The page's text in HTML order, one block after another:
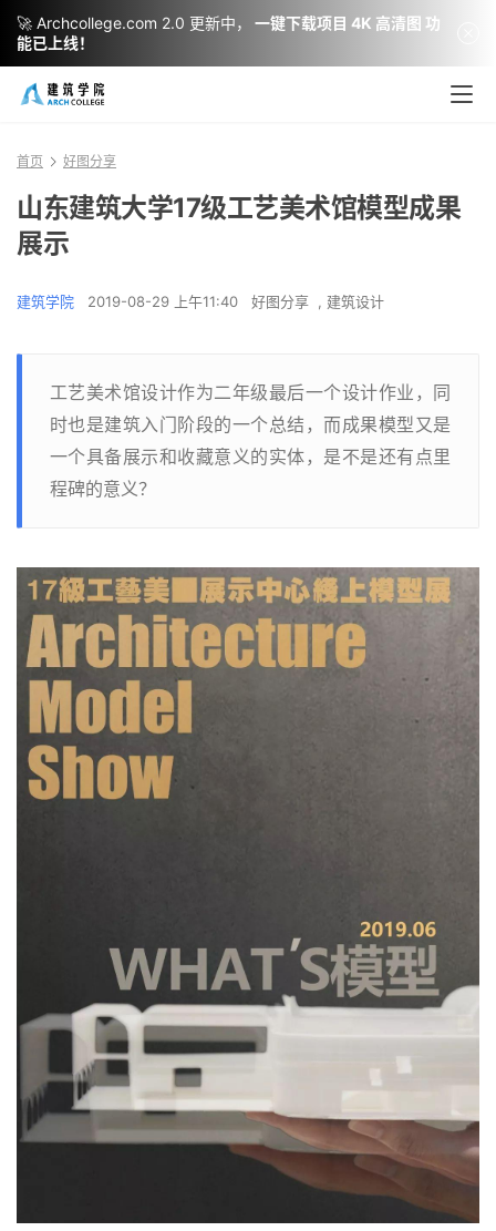
首页 好图分享
山东建筑大学17级工艺美术馆模型成果
展示
建筑学院 2019-08-29 上午11:40 好图分享 , 建筑设计
工艺美术馆设计作为二年级最后一个设计作业，同
时也是建筑入门阶段的一个总结，而成果模型又是
一个具备展示和收藏意义的实体，是不是还有点里
程碑的意义？
🚀 Archcollege.com 2.0 更新中，
一键下载项目 4K 高清图 功
能已上线！